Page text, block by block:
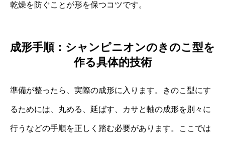
乾燥を防ぐことが形を保つコツです。
成形手順：シャンピニオンのきのこ型を
作る具体的技術
準備が整ったら、実際の成形に入ります。きのこ型にす
るためには、丸める、延ばす、カサと軸の成形を別々に
行うなどの手順を正しく踏む必要があります。ここでは